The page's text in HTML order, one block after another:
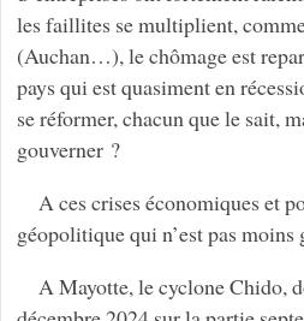
les faillites se multiplient,
(Auchan…), le chômage est
pays qui est quasiment en
se réformer, chacun que le sait,
gouverner ?
A ces crises économiques et
géopolitique qui n’est pas moins
A Mayotte, le cyclone Chido,